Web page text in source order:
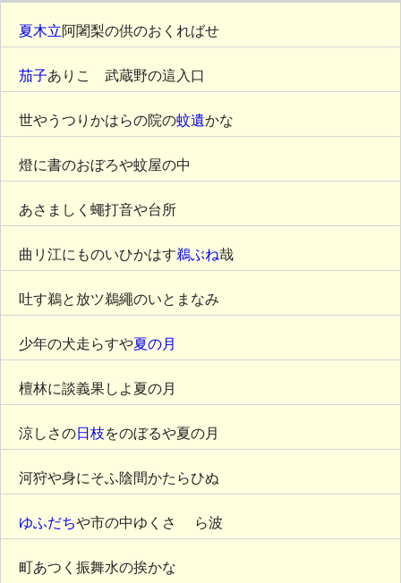
夏木立阿闍梨の供のおくればせ
茄子ありこゝ武蔵野の這入口
世やうつりかはらの院の蚊遺かな
燈に書のおぼろや蚊屋の中
あさましく蠅打音や台所
曲リ江にものいひかはす鵜ぶね哉
吐す鵜と放ツ鵜繩のいとまなみ
少年の犬走らすや夏の月
檀林に談義果しよ夏の月
涼しさの日枝をのぼるや夏の月
河狩や身にそふ陰間かたらひぬ
ゆふだちや市の中ゆくさ ゝら波
町あつく振舞水の挨かな